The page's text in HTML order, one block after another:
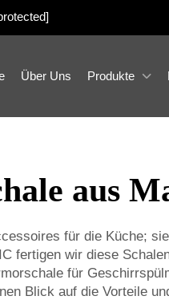
Über Uns Produkte
aus
für die Küche;
fertigen wir diese
für
Blick auf die Vorteile